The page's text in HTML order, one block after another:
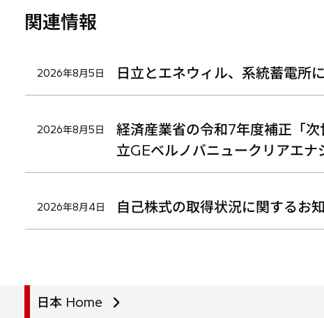
関連情報
2026年8月5日 日立とエネウィル、系統蓄電所
2026年8月5日
経済産業省の令和7年度補正「
立GEベルノバニュークリアエナ
2026年8月4日 自己株式の取得状況に関するお
日本 Home